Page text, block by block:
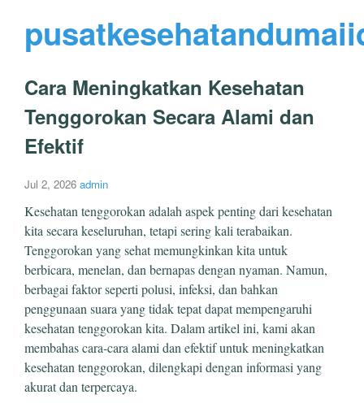
Cara Meningkatkan Kesehatan
Tenggorokan Secara Alami dan
Efektif
Jul 2, 2026 admin
Kesehatan tenggorokan adalah aspek penting dari kesehatan
kita secara keseluruhan, tetapi sering kali terabaikan.
Tenggorokan yang sehat memungkinkan kita untuk
berbicara, menelan, dan bernapas dengan nyaman. Namun,
berbagai faktor seperti polusi, infeksi, dan bahkan
penggunaan suara yang tidak tepat dapat mempengaruhi
kesehatan tenggorokan kita. Dalam artikel ini, kami akan
membahas cara-cara alami dan efektif untuk meningkatkan
kesehatan tenggorokan, dilengkapi dengan informasi yang
akurat dan terpercaya.